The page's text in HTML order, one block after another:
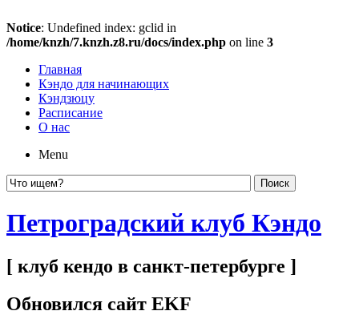
Notice: Undefined index: gclid in
/home/knzh/7.knzh.z8.ru/docs/index.php on line 3
Главная
Кэндо для начинающих
Кэндзюцу
Расписание
О нас
Menu
Петроградский клуб Кэндо
[ клуб кендо в санкт-петербурге ]
Обновился сайт EKF